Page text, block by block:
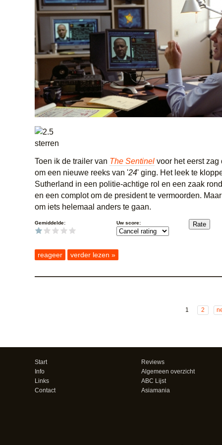
Toen ik de trailer van The Sentinel voor het eerst zag
om een nieuwe reeks van '24' ging. Het leek te
Sutherland in een politie-achtige rol en een zaak
en een complot om de president te vermoorden.
om iets helemaal anders te gaan.
Gemiddelde: Uw score:
reageer verder lezen »
1 2
Start
Info
Links
Contact
Reviews
Algemeen overzicht
ABC Lijst
Asiamania